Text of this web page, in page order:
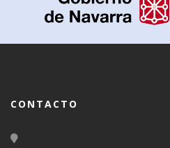
CONTACTO